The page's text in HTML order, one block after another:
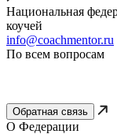
Национальная
коучей
info@coachmentor.ru
По всем вопросам
Обратная связь
О Федерации